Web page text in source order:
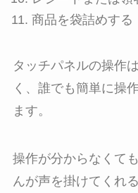
商品を袋詰めする
タッチパネルの操作
く、誰でも簡単に操
ます。
操作が分からなくて
んが声を掛けてくれ